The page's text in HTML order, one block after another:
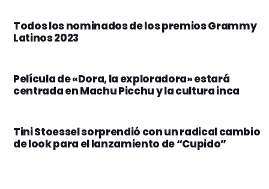
Todos los nominados de los premios Grammy
Latinos 2023
Película de «Dora, la exploradora» estará
centrada en Machu Picchu y la cultura inca
Tini Stoessel sorprendió con un radical cambio
de look para el lanzamiento de “Cupido”